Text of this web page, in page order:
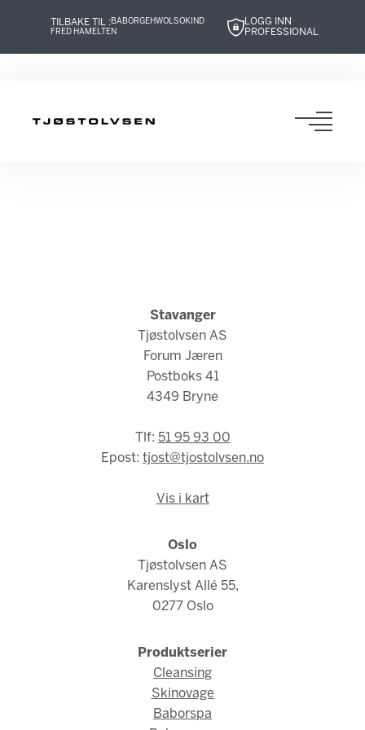
innhold
navigasjon
innhold
navigasjon
TILBAKE TIL :BABORGEHWOLSOKIND
FRED HAMELTEN
LOGG INN
PROFESSIONAL
Stavanger
Tjøstolvsen AS
Forum Jæren
Postboks 41
4349 Bryne
Tlf: 51 95 93 00
Epost: tjost@tjostolvsen.no
Vis i kart
Oslo
Tjøstolvsen AS
Karenslyst Allé 55,
0277 Oslo
Produktserier
Cleansing
Skinovage
Baborspa